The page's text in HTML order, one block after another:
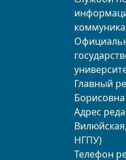
Главный
Борисовна
Адрес
НГПУ)
Телефон